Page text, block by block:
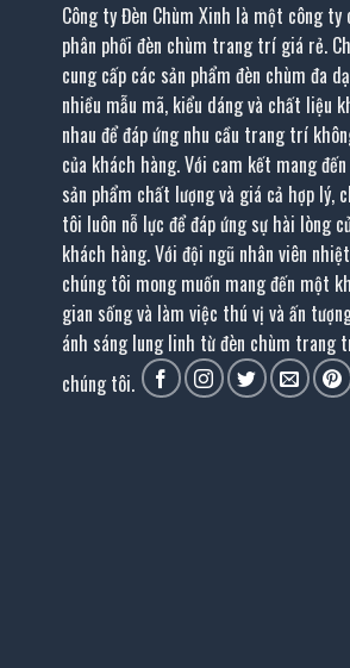
Công ty Đèn Chùm Xinh là một công ty
phân phối đèn chùm trang trí giá rẻ.
cung cấp các sản phẩm đèn chùm đa
nhiều mẫu mã, kiểu dáng và chất liệu
nhau để đáp ứng nhu cầu trang trí
của khách hàng. Với cam kết mang
sản phẩm chất lượng và giá cả hợp lý,
tôi luôn nỗ lực để đáp ứng sự hài lòng
khách hàng. Với đội ngũ nhân viên
chúng tôi mong muốn mang đến một
gian sống và làm việc thú vị và ấn
ánh sáng lung linh từ đèn chùm trang
chúng tôi.